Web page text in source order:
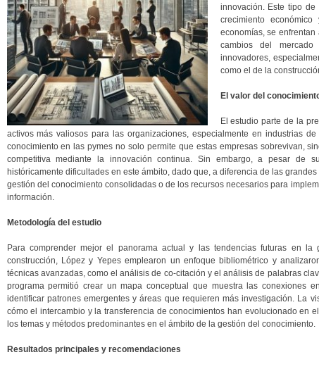
innovación. Este tipo de
crecimiento
economías, se
cambios del
innovadores,
como el de la
El valor del
El estudio parte de la
activos más valiosos para las organizaciones, especialmente en industrias
conocimiento en las pymes no solo permite que estas empresas sobrevivan,
competitiva mediante la innovación continua. Sin embargo, a pesar de
históricamente dificultades en este ámbito, dado que, a diferencia de las
gestión del conocimiento consolidadas o de los recursos necesarios para
información.
Metodología del estudio
Para comprender mejor el panorama actual y las tendencias futuras en
construcción, López y Yepes emplearon un enfoque bibliométrico y
técnicas avanzadas, como el análisis de co-citación y el análisis de palabras
programa permitió crear un mapa conceptual que muestra las conexiones
identificar patrones emergentes y áreas que requieren más investigación. La
cómo el intercambio y la transferencia de conocimientos han evolucionado en
los temas y métodos predominantes en el ámbito de la gestión del conocimiento.
Resultados principales y recomendaciones